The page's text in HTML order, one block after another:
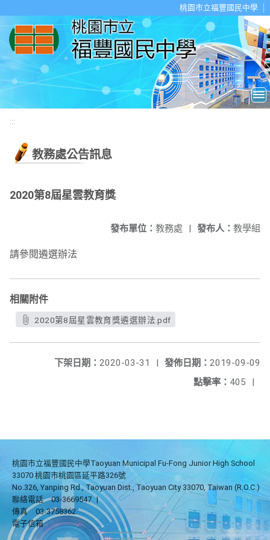
桃園市立福豐國民中學
:::
教務處公告訊息
2020第8屆星雲教育獎
發布人： 教學組
發布單位： 教務處 |
請參閱遴選辦法
相關附件
2020第8屆星雲教育獎遴選辦法.pdf
發佈日期： 2019-09-09
下架日期： 2020-03-31
|
點擊率： 405 |
桃園市立福豐國民中學Taoyuan Municipal Fu-Fong Junior High School
33070 桃園市桃園區延平路326號
No.326, Yanping Rd., Taoyuan Dist., Taoyuan City 33070, Taiwan (R.O.C.)
聯絡電話
03-3669547 |
傳真
03-3758362
電子信箱